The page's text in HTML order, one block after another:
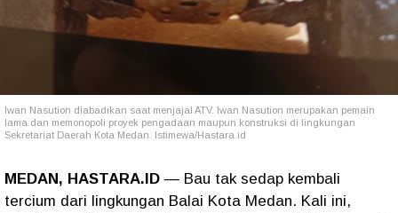
Iwan Nasution diabadikan saat menjajal ATV. Iwan Nasution merupakan pemain
lama dan memonopoli proyek pengadaan maupun konstruksi di lingkungan
Sekretariat Daerah Kota Medan. Istimewa/Hastara.id
MEDAN, HASTARA.ID — Bau tak sedap kembali
tercium dari lingkungan Balai Kota Medan. Kali ini,